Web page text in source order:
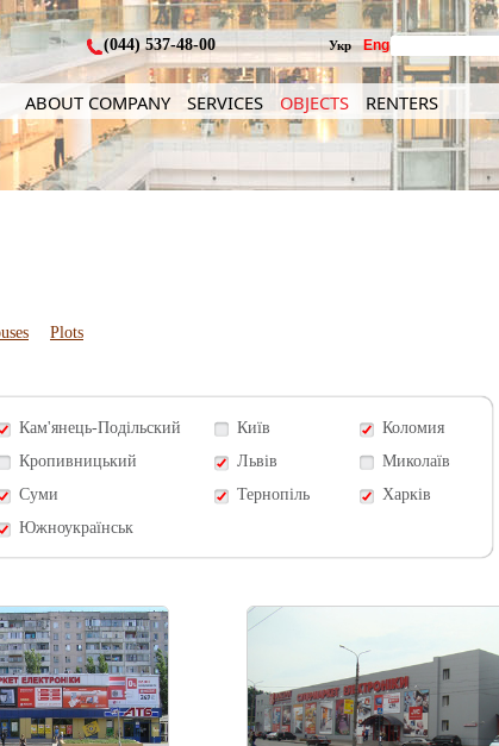
(044) 537-48-00 Укр Eng
ABOUT COMPANY SERVICES OBJECTS RENTERS
Plots
Кам'янець-Подільский Київ
Коломия
Кропивницький Львів
Миколаїв
Суми Тернопіль
Харків
Южноукраїнськ